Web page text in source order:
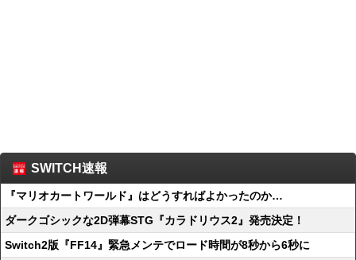
SWITCH速報
『マリオカートワールド』はどうすればよかったのか…
ダークゴシックな2D弾幕STG『カラドリウス2』発売決定！
Switch2版『FF14』緊急メンテでロード時間が8秒から6秒に